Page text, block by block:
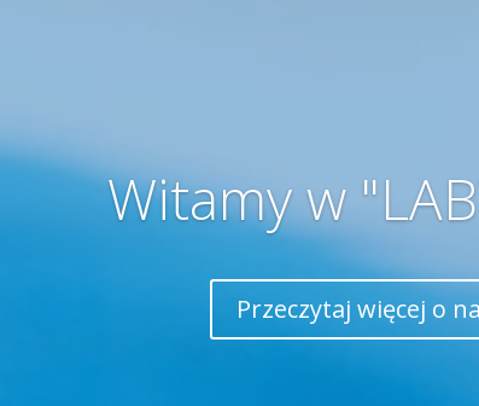
Witamy w
Przeczytaj więcej o